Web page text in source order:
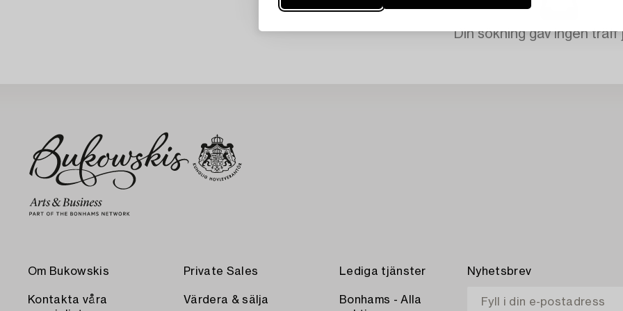
Din sökning gav ingen träff
Om Bukowskis
Kontakta våra
Private Sales
Värdera & sälja
Lediga tjänster
Bonhams - Alla
Nyhetsbrev